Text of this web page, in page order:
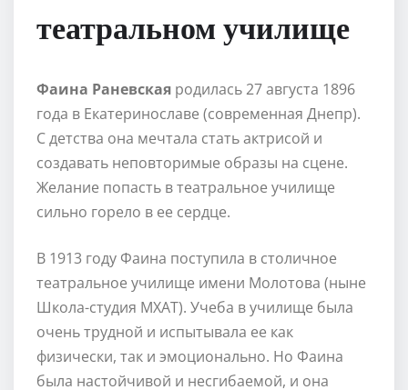
театральном училище
Фаина Раневская родилась 27 августа 1896
года в Екатеринославе (современная Днепр).
С детства она мечтала стать актрисой и
создавать неповторимые образы на сцене.
Желание попасть в театральное училище
сильно горело в ее сердце.
В 1913 году Фаина поступила в столичное
театральное училище имени Молотова (ныне
Школа-студия МХАТ). Учеба в училище была
очень трудной и испытывала ее как
физически, так и эмоционально. Но Фаина
была настойчивой и несгибаемой, и она